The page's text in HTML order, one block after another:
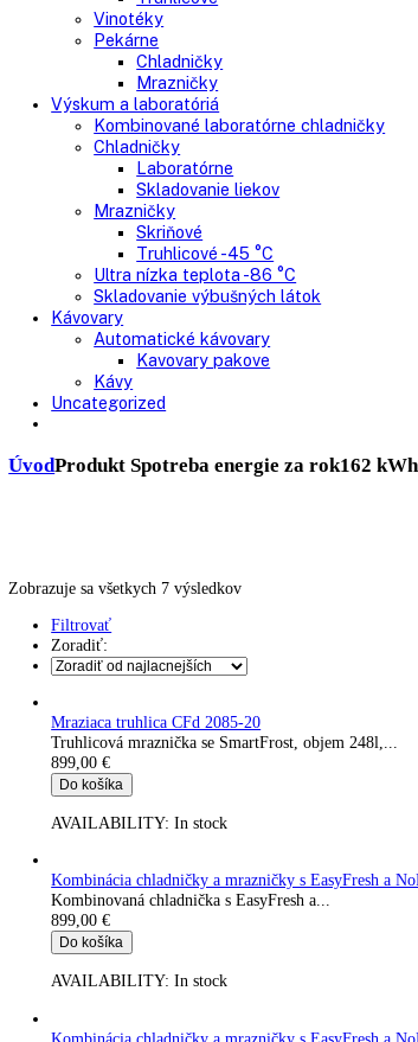
Truhlicové mrazničky
Chladnie nápojov
Skriňové
Truhlicové
Vinotéky
Pekárne
Chladničky
Mrazničky
Výskum a laboratóriá
Kombinované laboratórne chladničky
Chladničky
Laboratórne
Mrazničky
Truhlicové -45 °C
Kavovary pakove
Kávy
Uncategorized
Úvod
Zobrazuje sa všetkych 7 výsledkov
Filtrovať
Zoradiť:
Mraziaca truhlica CFd 2085-20